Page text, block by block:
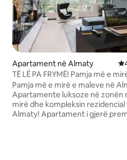
Apartament në Almaty
TË LË PA FRYMË! Pamja më e
malore në Almaty!
Pamja më e mirë e maleve në
Apartamente luksoze në zonën
mirë dhe kompleksin rezidencial
Almaty! Apartament i gjerë